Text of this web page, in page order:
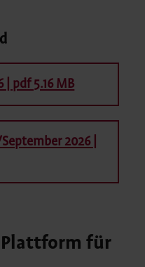
| pdf 5.16 MB
2026 |
Plattform für